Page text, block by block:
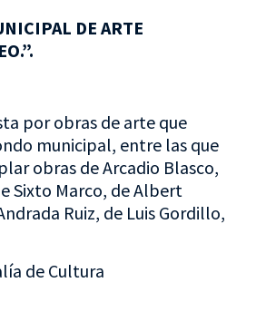
DE ARTE
por obras de arte que
municipal, entre las que
obras de Arcadio Blasco,
Sixto Marco, de Albert
Ruiz, de Luis Gordillo,
de Cultura